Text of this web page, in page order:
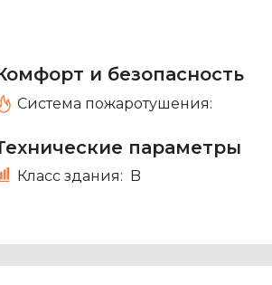
и безопасность
Система пожаротушения:
параметры
Класс здания: B